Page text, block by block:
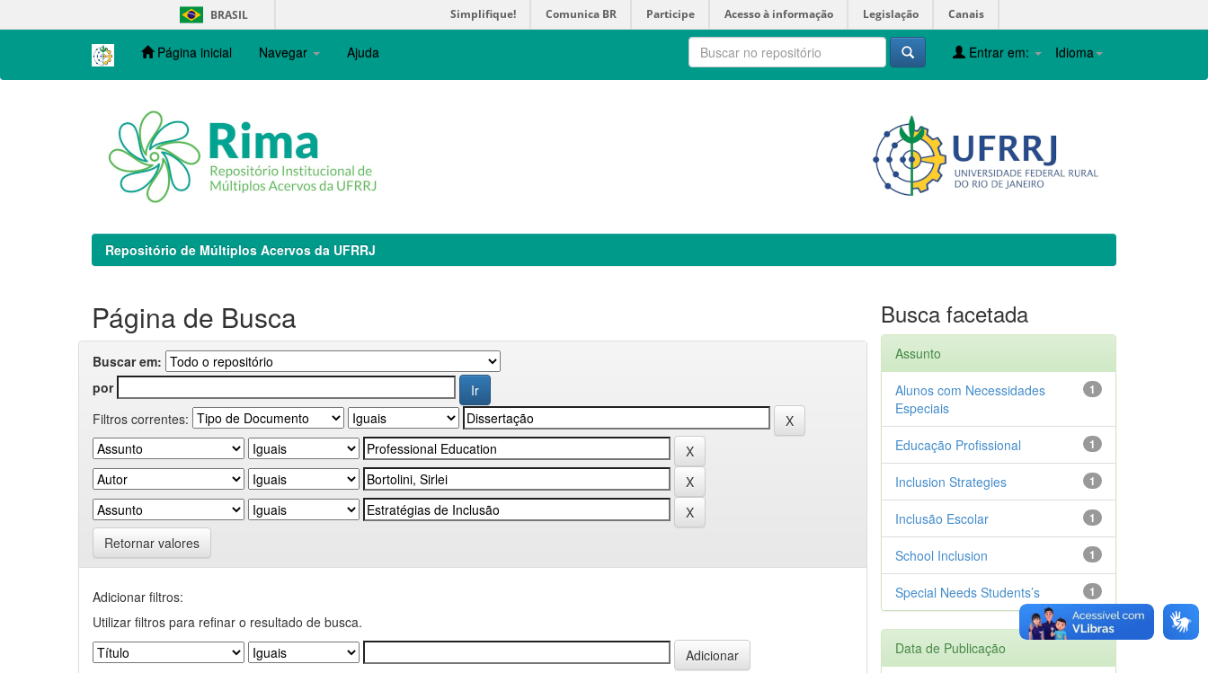
navigation
BRASIL Simplifique! Comunica BR Participe Acesso à informação Legislação Canais
Página inicial Navegar Ajuda Idioma
Entrar em:
Repositório de Múltiplos Acervos da UFRRJ
Página de Busca
Buscar em:
por
Filtros correntes:
Retornar valores
Adicionar filtros:
Utilizar filtros para refinar o resultado de busca.
Busca facetada
Assunto
1
Alunos com Necessidades
Especiais
1
Educação Profissional
1
Inclusion Strategies
1
Inclusão Escolar
1
School Inclusion
1
Special Needs Students’s
Data de Publicação